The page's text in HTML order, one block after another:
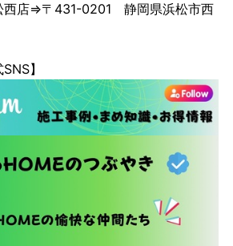
西店⇒〒431-0201 静岡県浜松市西
】